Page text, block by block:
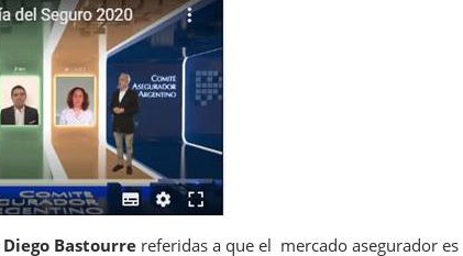
Diego Bastourre referidas a que el mercado asegurador es